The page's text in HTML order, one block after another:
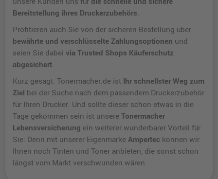
Bereitstellung ihres Druckerzubehörs.
Profitieren auch Sie von der sicheren Bestellung über
bewährte und verschlüsselte Zahlungsoptionen und
seien Sie dabeivia Trusted Shops Käuferschutz
abgesichert.
Kurz gesagt: Tonermacher.de ist Ihr schnellster Weg zum
Ziel bei der Suche nach dem passendem Druckerzubehör
für Ihren Drucker. Und sollte dieser schon etwas in die
Tage gekommen sein ist unsereTonermacher
Lebensversicherung ein weiterer wunderbarer Vorteil für
Sie: Denn mit unserer EigenmarkeAmpertec können wir
Ihnen noch Tinten und Toner anbieten, die sonst schon
längst vom Markt verschwunden wären.